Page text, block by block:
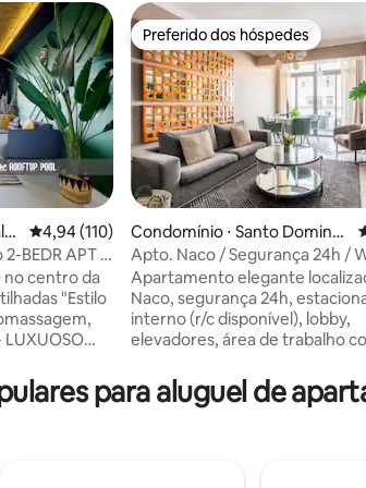
4,94 de uma avaliação média de 5, 110
4,94 (110)
BEDR APT |
no centro da
"Estilo
2 vagas de
Preferido dos hóspedes
Preferido dos hóspedes
Condomínio ⋅ Santo Doming
o
Apto. Naco / Segurança 24h /
rápido / Ar-condicionado em
unidade
Apartamento elegante
Naco, segurança 24h,
interno (r/c disponível), lobby,
elevadores, área de trabalho
infantil. Ar condicionado em
áreas da unidade, 2 quartos
para aluguel de